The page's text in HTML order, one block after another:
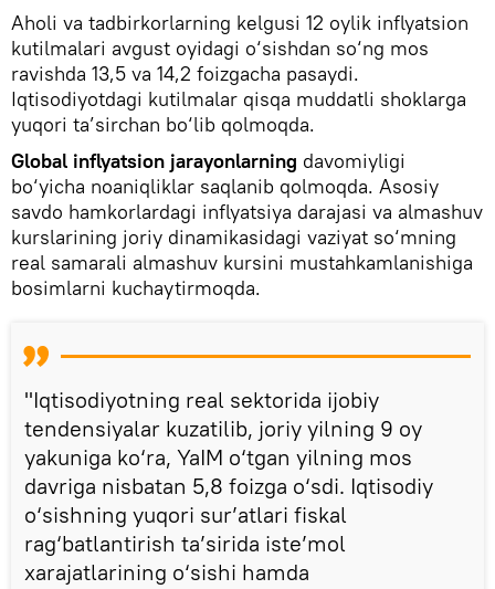
Aholi va tadbirkorlarning kelgusi 12 oylik inflyatsion
kutilmalari avgust oyidagi o‘sishdan so‘ng mos
ravishda 13,5 va 14,2 foizgacha pasaydi.
Iqtisodiyotdagi kutilmalar qisqa muddatli shoklarga
yuqori ta’sirchan bo‘lib qolmoqda.
Global inflyatsion jarayonlarning davomiyligi
bo‘yicha noaniqliklar saqlanib qolmoqda. Asosiy
savdo hamkorlardagi inflyatsiya darajasi va almashuv
kurslarining joriy dinamikasidagi vaziyat so‘mning
real samarali almashuv kursini mustahkamlanishiga
bosimlarni kuchaytirmoqda.
"Iqtisodiyotning real sektorida ijobiy
tendensiyalar kuzatilib, joriy yilning 9 oy
yakuniga ko‘ra, YaIM o‘tgan yilning mos
davriga nisbatan 5,8 foizga o‘sdi. Iqtisodiy
o‘sishning yuqori sur’atlari fiskal
rag‘batlantirish ta’sirida iste’mol
xarajatlarining o‘sishi hamda